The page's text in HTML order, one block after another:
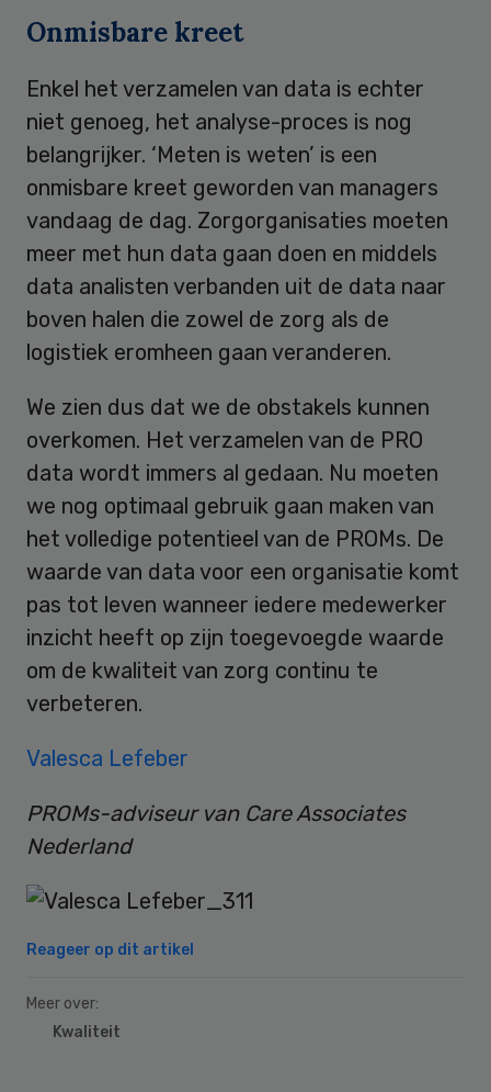
Onmisbare kreet
Enkel het verzamelen van data is echter
niet genoeg, het analyse-proces is nog
belangrijker. ‘Meten is weten’ is een
onmisbare kreet geworden van managers
vandaag de dag. Zorgorganisaties moeten
meer met hun data gaan doen en middels
data analisten verbanden uit de data naar
boven halen die zowel de zorg als de
logistiek eromheen gaan veranderen.
We zien dus dat we de obstakels kunnen
overkomen. Het verzamelen van de PRO
data wordt immers al gedaan. Nu moeten
we nog optimaal gebruik gaan maken van
het volledige potentieel van de PROMs. De
waarde van data voor een organisatie komt
pas tot leven wanneer iedere medewerker
inzicht heeft op zijn toegevoegde waarde
om de kwaliteit van zorg continu te
verbeteren.
Valesca Lefeber
PROMs-adviseur van Care Associates
Nederland
Reageer op dit artikel
Meer over:
Kwaliteit